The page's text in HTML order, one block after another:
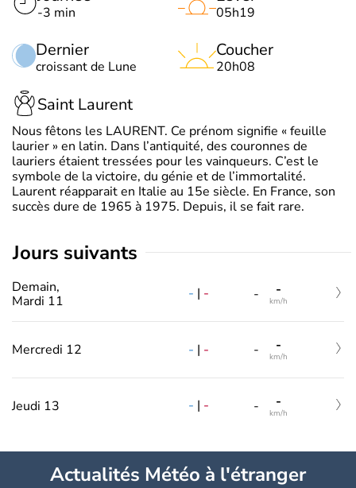
-3 min
Dernier
croissant de Lune
05h19
Coucher
20h08
Saint Laurent
Nous fêtons les LAURENT. Ce prénom signifie « feuille
laurier » en latin. Dans l’antiquité, des couronnes de
lauriers étaient tressées pour les vainqueurs. C’est le
symbole de la victoire, du génie et de l’immortalité.
Laurent réapparait en Italie au 15e siècle. En France, son
succès dure de 1965 à 1975. Depuis, il se fait rare.
jours suivants
Demain,
Mardi 11
- | - - -
km/h
Mercredi 12 - | - - -
km/h
Jeudi 13 - | - - -
km/h
Actualités Météo à l'étranger